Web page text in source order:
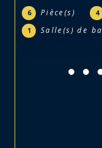
6 Pièce(s) 4
1 Salle(s) de